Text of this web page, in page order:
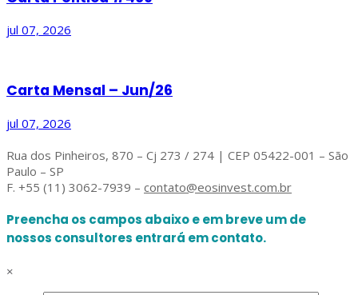
jul 07, 2026
Carta Mensal – Jun/26
jul 07, 2026
Rua dos Pinheiros, 870 – Cj 273 / 274 | CEP 05422-001 – São
Paulo – SP
F. +55 (11) 3062-7939 – contato@eosinvest.com.br
Preencha os campos abaixo e em breve um de
nossos consultores entrará em contato.
×